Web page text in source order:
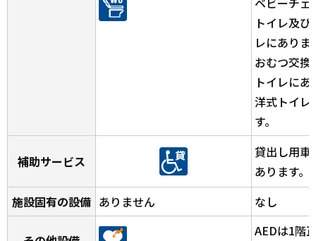
トイレ及
レにありま
おむつ交換
トイレにあ
洋式トイレ
す。
補助サービス
貸出し用車
あります。
施設固有の設備 ありません なし
AEDは1階